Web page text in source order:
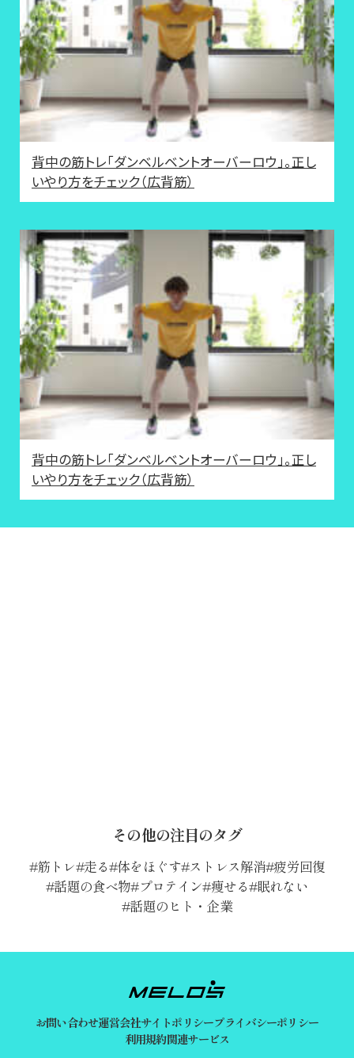
背中の筋トレ「ダンベルベントオーバーロウ」。正し
いやり方をチェック（広背筋）
背中の筋トレ「ダンベルベントオーバーロウ」。正し
いやり方をチェック（広背筋）
その他の注目のタグ
筋トレ 走る 体をほぐす ストレス解消 疲労回復
話題の食べ物 プロテイン 痩せる 眠れない
話題のヒト・企業
お問い合わせ運営会社サイトポリシープライバシーポリシー
利用規約関連サービス